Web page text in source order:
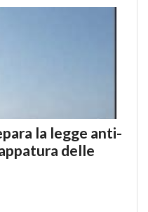
la legge anti-
delle